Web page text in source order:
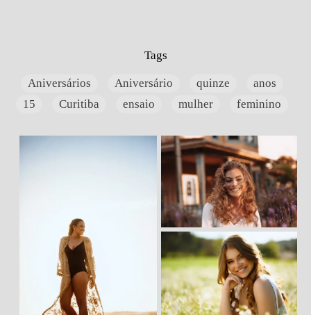
Tags
Aniversários Aniversário quinze
anos
15
Curitiba ensaio mulher feminino